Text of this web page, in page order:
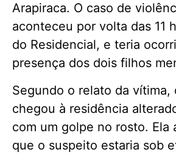
Arapiraca. O caso de
aconteceu por volta das 11
do Residencial, e teria
presença dos dois filhos
Segundo o relato da vítima,
chegou à residência
com um golpe no rosto. Ela
que o suspeito estaria sob